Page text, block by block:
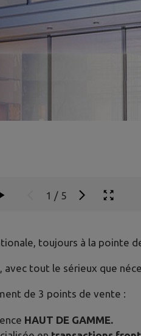
1 / 5
toujours à la pointe
avec tout le sérieux que
de 3 points de vente :
HAUT DE GAMME.